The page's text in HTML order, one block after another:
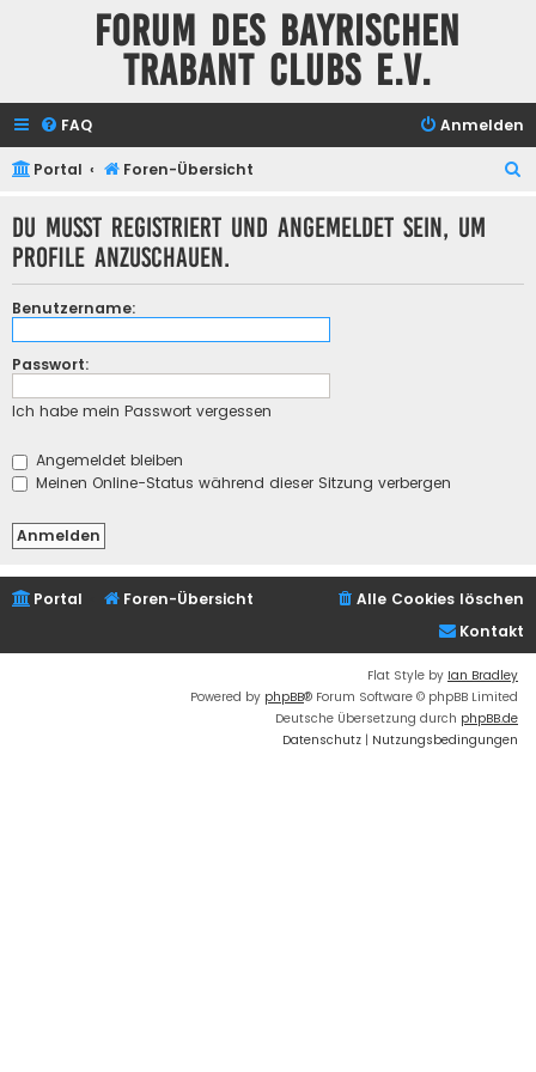
Forum des Bayrischen
Trabant Clubs e.V.
FAQ Anmelden
Portal Foren-Übersicht
Du musst registriert und angemeldet sein, um
Profile anzuschauen.
Benutzername:
Passwort:
Ich habe mein Passwort vergessen
Angemeldet bleiben
Meinen Online-Status während dieser Sitzung verbergen
Portal Foren-Übersicht
Alle Cookies löschen
Kontakt
Flat Style by Ian Bradley
Powered by phpBB® Forum Software © phpBB Limited
Deutsche Übersetzung durch phpBB.de
Datenschutz | Nutzungsbedingungen